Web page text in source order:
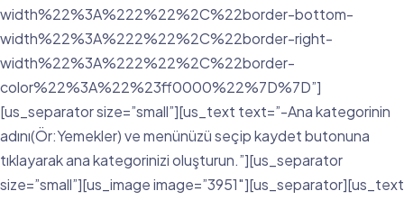
width%22%3A%222%22%2C%22border-bottom-
width%22%3A%222%22%2C%22border-right-
width%22%3A%222%22%2C%22border-
color%22%3A%22%23ff0000%22%7D%7D”]
[us_separator size=”small”][us_text text=”-Ana kategorinin
adını(Ör:Yemekler) ve menünüzü seçip kaydet butonuna
tıklayarak ana kategorinizi oluşturun.”][us_separator
size=”small”][us_image image=”3951″][us_separator][us_text